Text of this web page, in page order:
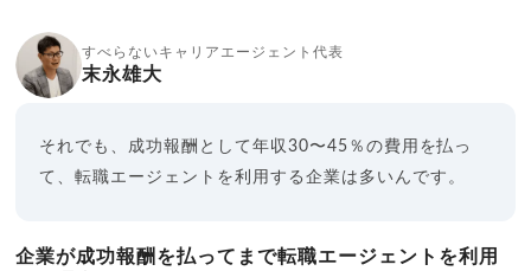
すべらないキャリアエージェント代表
末永雄大
それでも、成功報酬として年収30〜45％の費用を払っ
て、転職エージェントを利用する企業は多いんです。
企業が成功報酬を払ってまで転職エージェントを利用